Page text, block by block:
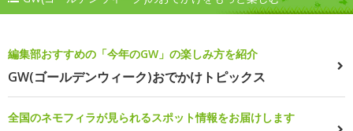
編集部おすすめの「今年のGW」の楽しみ方を紹介
GW(ゴールデンウィーク)おでかけトピックス
全国のネモフィラが見られるスポット情報をお届けします